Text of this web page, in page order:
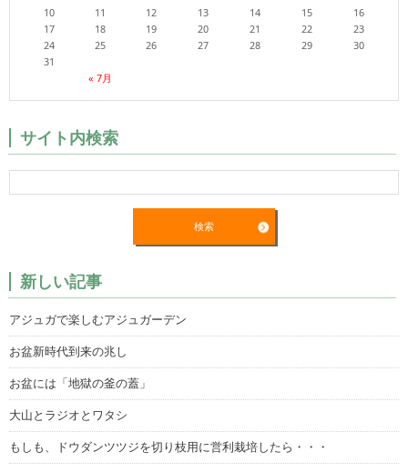
« 7月
10
11 12 13 14 15
16
17
18 19 20 21 22
23
24
25 26 27 28 29
30
31
サイト内検索
新しい記事
アジュガで楽しむアジュガーデン
お盆新時代到来の兆し
お盆には「地獄の釜の蓋」
大山とラジオとワタシ
もしも、ドウダンツツジを切り枝用に営利栽培したら・・・